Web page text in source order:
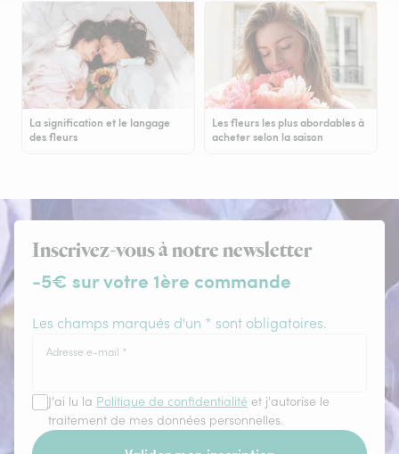
La signification et le langage
des fleurs
Les fleurs les plus abordables à
acheter selon la saison
Inscrivez-vous à notre newsletter
-5€ sur votre 1ère commande
Les champs marqués d'un * sont obligatoires.
Adresse e-mail *
J'ai lu la Politique de confidentialité et j'autorise le
traitement de mes données personnelles.